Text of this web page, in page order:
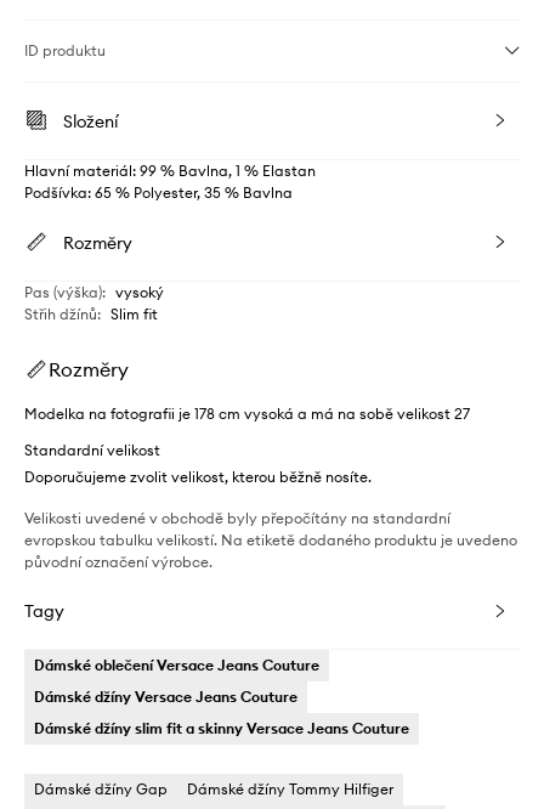
ID produktu
Složení
Hlavní materiál: 99 % Bavlna, 1 % Elastan
Podšívka: 65 % Polyester, 35 % Bavlna
Rozměry
Pas (výška): vysoký
Střih džínů: Slim fit
Rozměry
Modelka na fotografii je 178 cm vysoká a má na sobě velikost 27
Standardní velikost
Doporučujeme zvolit velikost, kterou běžně nosíte.
Velikosti uvedené v obchodě byly přepočítány na standardní
evropskou tabulku velikostí. Na etiketě dodaného produktu je uvedeno
původní označení výrobce.
Tagy
Dámské oblečení Versace Jeans Couture
Dámské džíny Versace Jeans Couture
Dámské džíny slim fit a skinny Versace Jeans Couture
Dámské džíny Gap
Dámské džíny Tommy Hilfiger